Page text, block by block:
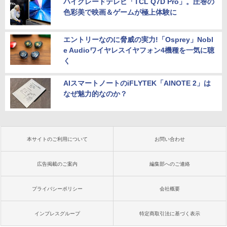
ハイグレードテレビ「TCL Q7D Pro」。圧巻の
色彩美で映画＆ゲームが極上体験に
エントリーなのに脅威の実力!「Osprey」Nobl
e Audioワイヤレスイヤフォン4機種を一気に聴
く
AIスマートノートのiFLYTEK「AINOTE 2」は
なぜ魅力的なのか？
本サイトのご利用について お問い合わせ
広告掲載のご案内 編集部へのご連絡
プライバシーポリシー 会社概要
インプレスグループ 特定商取引法に基づく表示